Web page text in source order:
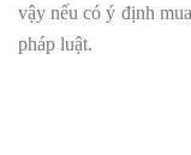
vậy nếu có ý định
pháp luật.